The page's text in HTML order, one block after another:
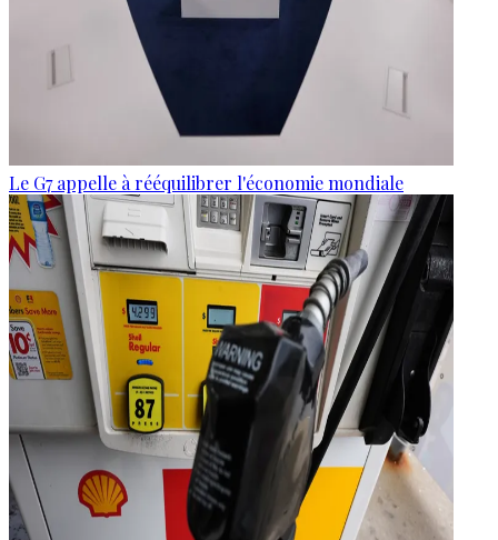
Le G7 appelle à rééquilibrer l'économie mondiale